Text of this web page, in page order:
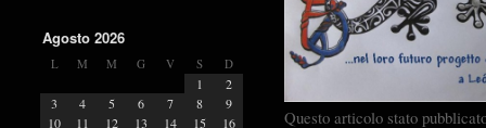
Questo articolo stato
Agosto 2026
L M M G V S D
1
2
3
4 5 6 7 8
9
10
11 12 13 14 15
16